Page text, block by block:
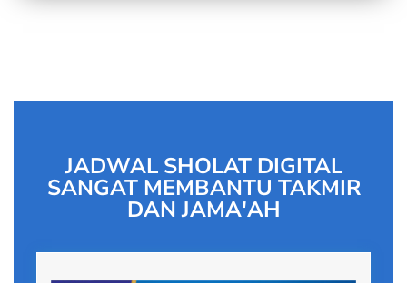
JADWAL SHOLAT DIGITAL
SANGAT MEMBANTU TAKMIR
DAN JAMA'AH